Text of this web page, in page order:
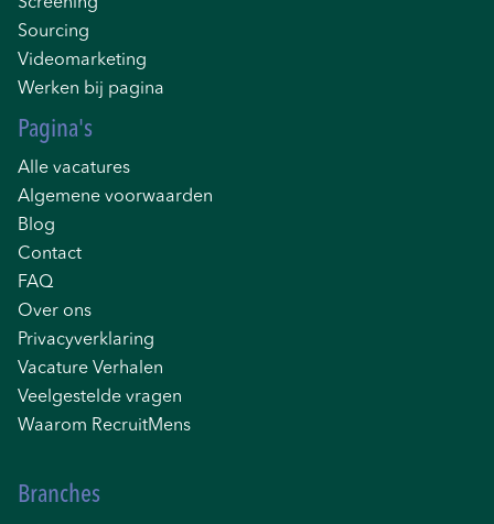
Sourcing
Videomarketing
Werken bij pagina
Pagina's
Alle vacatures
Algemene voorwaarden
Blog
Contact
FAQ
Over ons
Privacyverklaring
Vacature Verhalen
Veelgestelde vragen
Waarom RecruitMens
Branches